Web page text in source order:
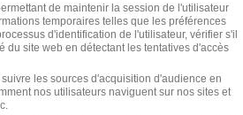
de maintenir la session de l'utilisateur
temporaires telles que les préférences
d'identification de l'utilisateur, vérifier s'il
site web en détectant les tentatives d'accès
les sources d'acquisition d'audience en
nos utilisateurs naviguent sur nos sites et